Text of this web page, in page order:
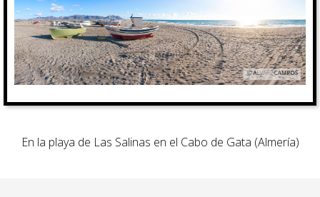
En la playa de Las Salinas en el Cabo de Gata (Almería)